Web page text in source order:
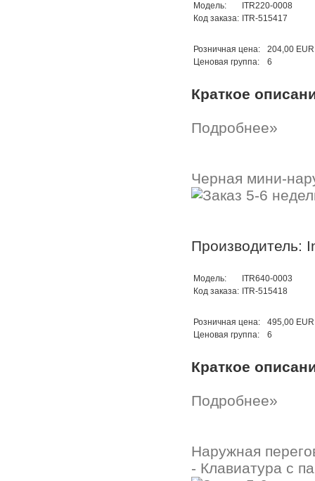
Модель:
ITR220-0008
Код заказа: ITR-515417
Розничная цена:
204,00 EUR
Ценовая группа:
6
Краткое
Подробнее»
Черная мини-
Производитель:
Модель:
ITR640-0003
Код заказа: ITR-515418
Розничная цена:
495,00 EUR
Ценовая группа:
6
Краткое
Подробнее»
Наружная
- Клавиатура с